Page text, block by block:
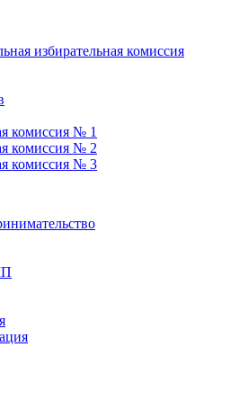
избирательная комиссия
комиссия № 1
комиссия № 2
комиссия № 3